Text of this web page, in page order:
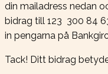
din mailadress nedan
bidrag till 123 300 84
in pengarna på
Tack! Ditt bidrag